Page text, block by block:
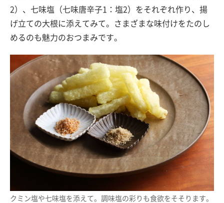
2）、七味塩（七味唐辛子1：塩2）をそれぞれ作り、揚
げ立ての大根に添えてみて。さまざまな味付けをたのし
めるのも魅力のおつまみです。
クミン塩や七味塩を添えて。調味塩の彩りも食欲をそそります。